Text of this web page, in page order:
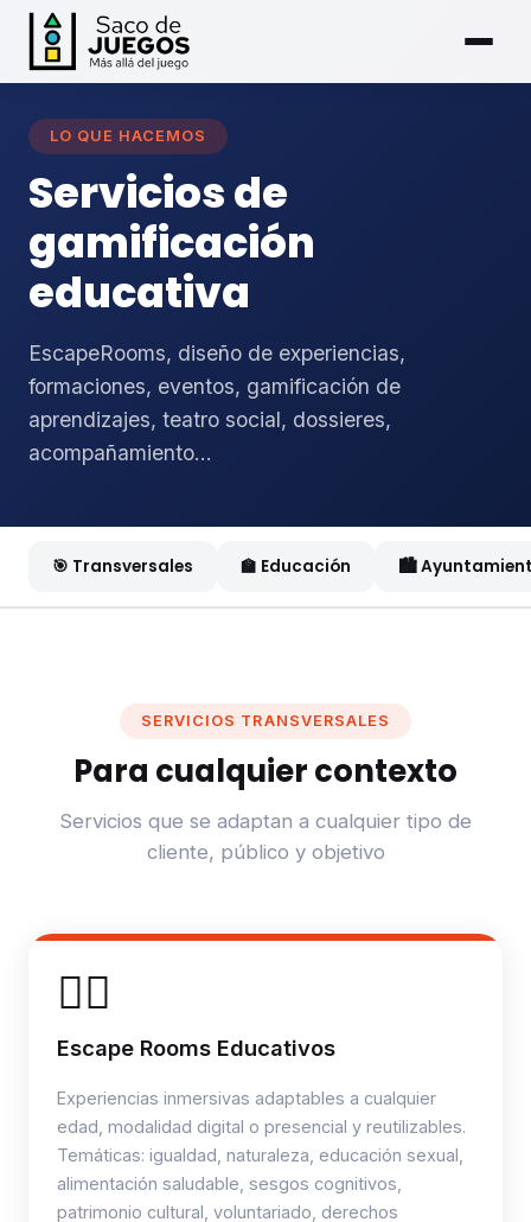
LO QUE HACEMOS
Servicios de
gamificación
educativa
EscapeRooms, diseño de experiencias,
formaciones, eventos, gamificación de
aprendizajes, teatro social, dossieres,
acompañamiento...
🎯 Transversales 🏫 Educación 🏙️
SERVICIOS TRANSVERSALES
Para cualquier contexto
Servicios que se adaptan a cualquier tipo de
cliente, público y objetivo
🕵️‍♀️
Escape Rooms Educativos
Experiencias inmersivas adaptables a cualquier
edad, modalidad digital o presencial y reutilizables.
Temáticas: igualdad, naturaleza, educación sexual,
alimentación saludable, sesgos cognitivos,
patrimonio cultural, voluntariado, derechos